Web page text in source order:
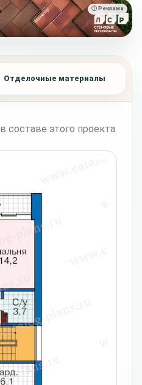
ⓘ Реклама
Отделочные материалы
этого проекта.